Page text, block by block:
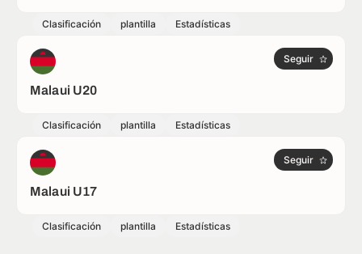
Clasificación plantilla Estadísticas
Malaui U20
Seguir
Clasificación plantilla Estadísticas
Malaui U17
Seguir
Clasificación plantilla Estadísticas